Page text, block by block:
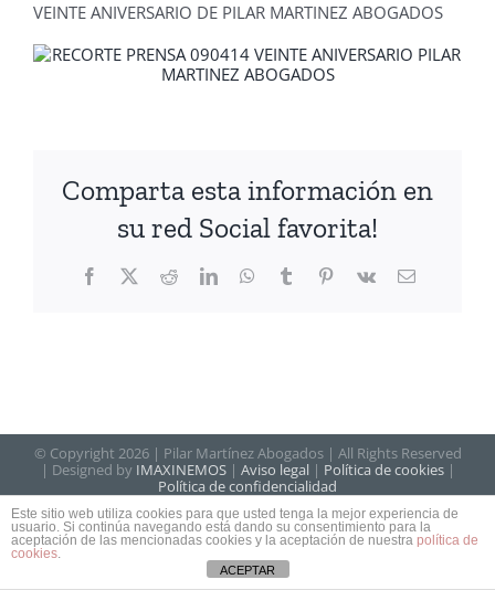
VEINTE ANIVERSARIO DE PILAR MARTINEZ ABOGADOS
Comparta esta información en
su red Social favorita!
Facebook
X RedditLinkedInWhatsApp
TumblrPinterest
Vk
Correo
© Copyright 2026 | Pilar Martínez Abogados | All Rights Reserved
| Designed by IMAXINEMOS| Aviso legal| Política de cookies|
Política de confidencialidad
Este sitio web utiliza cookies para que usted tenga la mejor experiencia de
usuario. Si continúa navegando está dando su consentimiento para la
aceptación de las mencionadas cookies y la aceptación de nuestra política de
cookies.
ACEPTAR